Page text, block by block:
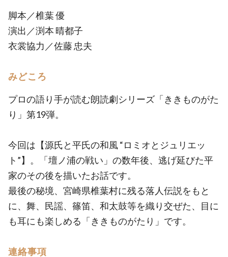
脚本／椎葉 優
演出／渕本 晴都子
衣裳協力／佐藤 忠夫
みどころ
プロの語り手が読む朗読劇シリーズ「ききものがた
り」第19弾。
今回は【源氏と平氏の和風 “ロミオとジュリエッ
ト”】。「壇ノ浦の戦い」の数年後、逃げ延びた平
家のその後を描いたお話です。
最後の秘境、宮崎県椎葉村に残る落人伝説をもと
に、舞、民謡、篠笛、和太鼓等を織り交ぜた、目に
も耳にも楽しめる「ききものがたり」です。
連絡事項